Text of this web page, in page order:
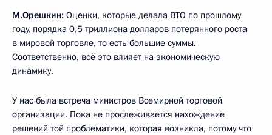
М.Орешкин: Оценки, которые делала ВТО по прошлому
году, порядка 0,5 триллиона долларов потерянного роста
в мировой торговле, то есть большие суммы.
Соответственно, всё это влияет на экономическую
динамику.
У нас была встреча министров Всемирной торговой
организации. Пока не прослеживается нахождение
решений той проблематики, которая возникла, потому что